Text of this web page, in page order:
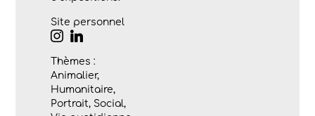
Site personnel
Thèmes :
Animalier,
Humanitaire,
Portrait, Social,